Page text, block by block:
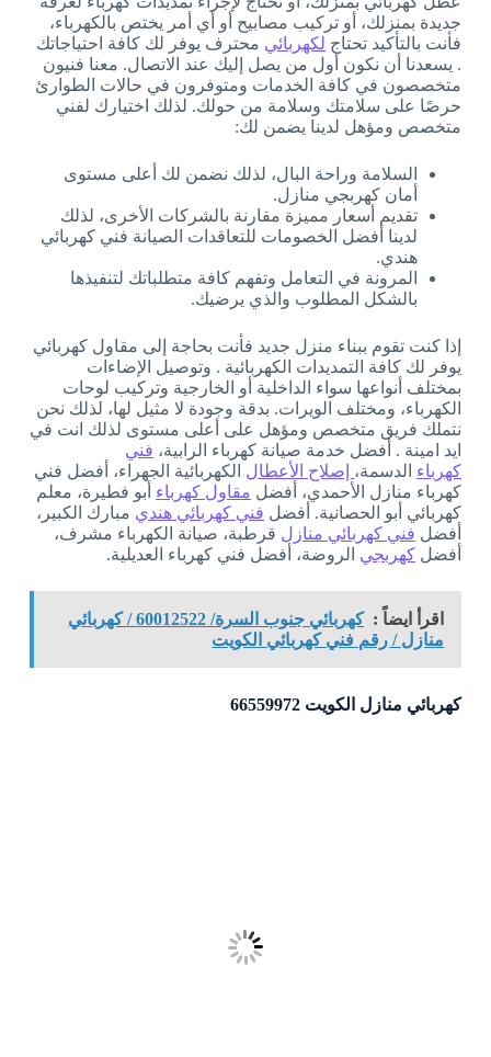
جديدة بمنزلك، أو تركيب مصابيح أو أي أمر يختص بالكهرباء،
فأنت بالتأكيد تحتاج لكهربائي محترف يوفر لك كافة احتياجاتك
. يسعدنا أن نكون أول من يصل إليك عند الاتصال. معنا فنيون
متخصصون في كافة الخدمات ومتوفرون في حالات الطوارئ
حرصًا على سلامتك وسلامة من حولك. لذلك اختيارك لفني
متخصص ومؤهل لدينا يضمن لك:
السلامة وراحة البال، لذلك نضمن لك أعلى مستوى
أمان كهربجي منازل.
تقديم أسعار مميزة مقارنة بالشركات الأخرى، لذلك
لدينا أفضل الخصومات للتعاقدات الصيانة فني كهربائي
هندي.
المرونة في التعامل وتفهم كافة متطلباتك لتنفيذها
بالشكل المطلوب والذي يرضيك.
إذا كنت تقوم ببناء منزل جديد فأنت بحاجة إلى مقاول كهربائي
يوفر لك كافة التمديدات الكهربائية . وتوصيل الإضاءات
بمختلف أنواعها سواء الداخلية أو الخارجية وتركيب لوحات
الكهرباء، ومختلف الويرات. بدقة وجودة لا مثيل لها، لذلك نحن
نتملك فريق متخصص ومؤهل على أعلى مستوى لذلك انت في
ايد امينة . أفضل خدمة صيانة كهرباء الرابية، فني
كهرباء الدسمة، إصلاح الأعطال الكهربائية الجهراء، أفضل فني
كهرباء منازل الأحمدي، أفضل مقاول كهرباء أبو فطيرة، معلم
كهربائي أبو الحصانية. أفضل فني كهربائي هندي مبارك الكبير،
أفضل فني كهربائي منازل قرطبة، صيانة الكهرباء مشرف،
أفضل كهربجي الروضة، أفضل فني كهرباء العديلية.
اقرأ ايضاً :
كهربائي جنوب السرة/ 60012522 / كهربائي
منازل / رقم فني كهربائي الكويت
كهربائي منازل الكويت 66559972